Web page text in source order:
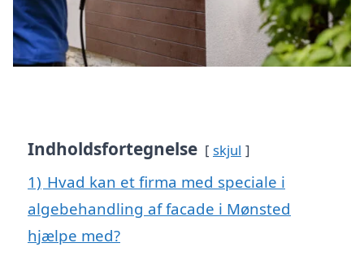
Indholdsfortegnelse skjul
1) Hvad kan et firma med speciale i
algebehandling af facade i Mønsted
hjælpe med?